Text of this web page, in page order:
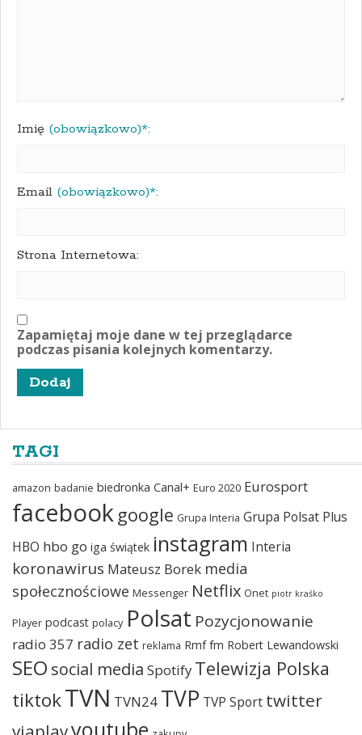
Imię (obowiązkowo)*:
Email (obowiązkowo)*:
Strona Internetowa:
Zapamiętaj moje dane w tej przeglądarce
podczas pisania kolejnych komentarzy.
TAGI
amazon badanie biedronka Canal+ Euro 2020 Eurosport
facebook google Grupa Interia Grupa Polsat Plus
HBO hbo go iga świątek instagram Interia
koronawirus Mateusz Borek media
społecznościowe Messenger Netflix Onet piotr kraśko
Player podcast polacy Polsat Pozycjonowanie
radio 357 radio zet reklama Rmf fm Robert Lewandowski
SEO social media Spotify Telewizja Polska
tiktokTVN TVN24 TVP TVP Sport twitter
youtube